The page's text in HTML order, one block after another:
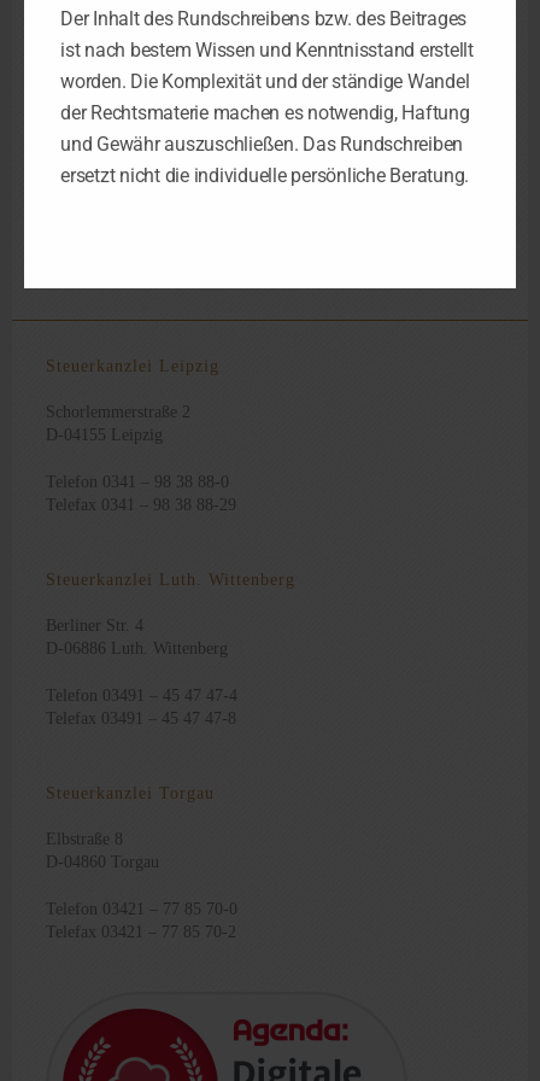
erwachsen auch nicht unabhängig vom Gegenstand des
Prozesses aus rechtlichen Gründen zwangsläufig. Die
verweist auf andere Entscheidungen zu den Prozesskosten.
Steuerkanzlei Leipzig
Schorlemmerstraße 2
D-04155 Leipzig
Telefon 0341 – 98 38 88-0
Telefax 0341 – 98 38 88-29
Steuerkanzlei Luth. Wittenberg
Berliner Str. 4
D-06886 Luth. Wittenberg
Telefon 03491 – 45 47 47-4
Telefax 03491 – 45 47 47-8
Steuerkanzlei Torgau
Elbstraße 8
D-04860 Torgau
Telefon 03421 – 77 85 70-0
Telefax 03421 – 77 85 70-2
Der Inhalt des Rundschreibens bzw. des Beitrages
ist nach bestem Wissen und Kenntnisstand erstellt
worden. Die Komplexität und der ständige Wandel
der Rechtsmaterie machen es notwendig, Haftung
und Gewähr auszuschließen. Das Rundschreiben
ersetzt nicht die individuelle persönliche Beratung.